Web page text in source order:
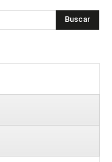
Buscar